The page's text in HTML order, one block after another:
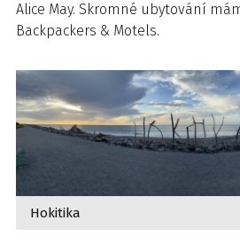
Alice May. Skromné ubytování
Backpackers & Motels.
Hokitika